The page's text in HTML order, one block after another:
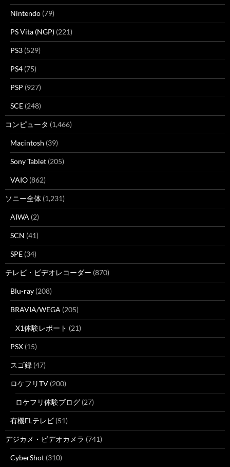
Nintendo (79)
PS Vita (NGP) (221)
PS3 (529)
PS4 (75)
PSP (927)
SCE (248)
コンピュータ (1,466)
Macintosh (39)
Sony Tablet (205)
VAIO (862)
ソニー全体 (1,231)
AIWA (2)
SCN (41)
SPE (34)
テレビ・ビデオレコーダー (870)
Blu-ray (208)
BRAVIA/WEGA (205)
X1体験レポート (21)
PSX (15)
スゴ録 (47)
ロケフリTV (200)
ロケフリ体験ブログ (27)
有機ELテレビ (51)
デジカメ・ビデオカメラ (741)
CyberShot (310)